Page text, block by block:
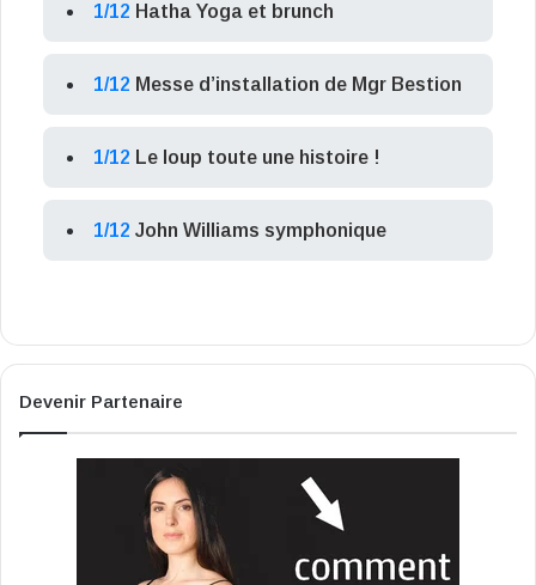
1/12 Hatha Yoga et brunch
1/12 Messe d’installation de Mgr Bestion
1/12 Le loup toute une histoire !
1/12 John Williams symphonique
Devenir Partenaire